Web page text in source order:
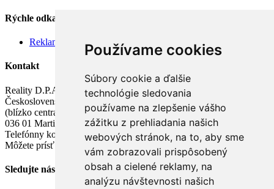
Používame cookies
Súbory cookie a ďalšie
technológie sledovania
používame na zlepšenie vášho
zážitku z prehliadania našich
webových stránok, na to, aby sme
vám zobrazovali prispôsobený
obsah a cielené reklamy, na
analýzu návštevnosti našich
Rýchle odkazy
Reklamačný poriadok
Kontakt
Reality D.P.A.
Československej armády 8B
(blízko centra, k dispozícii bezplatné parkovanie)
036 01 Martin
Telefónny kontakt: + 421 903 919 720
Môžete prísť aj s detičkami, k dispozícii detský kútik
Sledujte nás